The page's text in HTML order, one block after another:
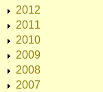
2012
2011
2010
2009
2008
2007